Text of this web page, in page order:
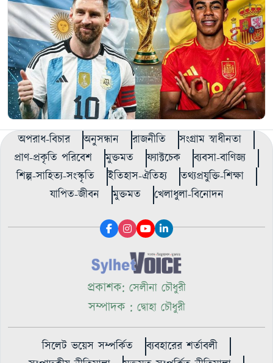
অপরাধ-বিচার অনুসন্ধান রাজনীতি
সংগ্রাম স্বাধীনতা
প্রাণ-প্রকৃতি পরিবেশ
মুক্তমত ফ্যাক্টচেক
ব্যবসা-বাণিজ্য
শিল্প-সাহিত্য-সংস্কৃতি
ইতিহাস-ঐতিহ্য
তথ্যপ্রযুক্তি-শিক্ষা
যাপিত-জীবন
মুক্তমত খেলাধুলা-বিনোদন
প্রকাশক: সেলীনা চৌধুরী
সম্পাদক : দ্বোহা চৌধুরী
সিলেট ভয়েস সম্পর্কিত
ব্যবহারের শর্তাবলী